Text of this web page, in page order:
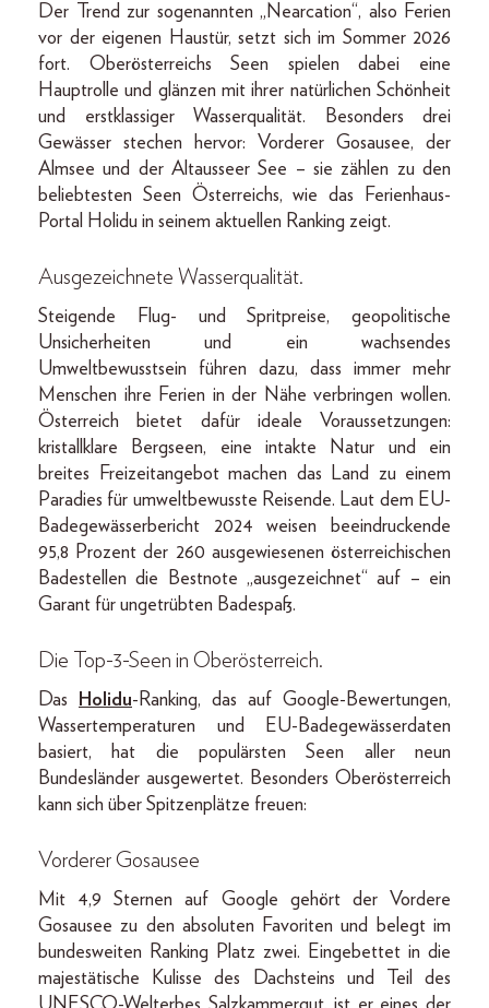
Der Trend zur sogenannten „Nearcation“, also Ferien
vor der eigenen Haustür, setzt sich im Sommer 2026
fort. Oberösterreichs Seen spielen dabei eine
Hauptrolle und glänzen mit ihrer natürlichen Schönheit
und erstklassiger Wasserqualität. Besonders drei
Gewässer stechen hervor: Vorderer Gosausee, der
Almsee und der Altausseer See – sie zählen zu den
beliebtesten Seen Österreichs, wie das Ferienhaus-
Portal Holidu in seinem aktuellen Ranking zeigt.
Ausgezeichnete Wasserqualität.
Steigende Flug- und Spritpreise, geopolitische
Unsicherheiten und ein wachsendes
Umweltbewusstsein führen dazu, dass immer mehr
Menschen ihre Ferien in der Nähe verbringen wollen.
Österreich bietet dafür ideale Voraussetzungen:
kristallklare Bergseen, eine intakte Natur und ein
breites Freizeitangebot machen das Land zu einem
Paradies für umweltbewusste Reisende. Laut dem EU-
Badegewässerbericht 2024 weisen beeindruckende
95,8 Prozent der 260 ausgewiesenen österreichischen
Badestellen die Bestnote „ausgezeichnet“ auf – ein
Garant für ungetrübten Badespaß.
Die Top-3-Seen in Oberösterreich.
Das Holidu-Ranking, das auf Google-Bewertungen,
Wassertemperaturen und EU-Badegewässerdaten
basiert, hat die populärsten Seen aller neun
Bundesländer ausgewertet. Besonders Oberösterreich
kann sich über Spitzenplätze freuen:
Vorderer Gosausee
Mit 4,9 Sternen auf Google gehört der Vordere
Gosausee zu den absoluten Favoriten und belegt im
bundesweiten Ranking Platz zwei. Eingebettet in die
majestätische Kulisse des Dachsteins und Teil des